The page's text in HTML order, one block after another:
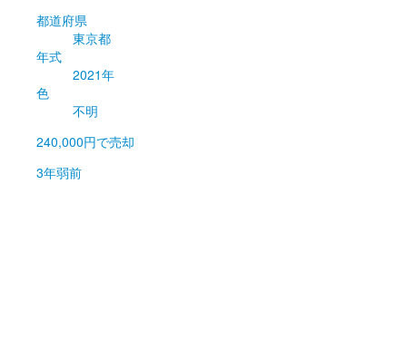
都道府県
東京都
年式
2021年
色
不明
240,000円で売却
3年弱前